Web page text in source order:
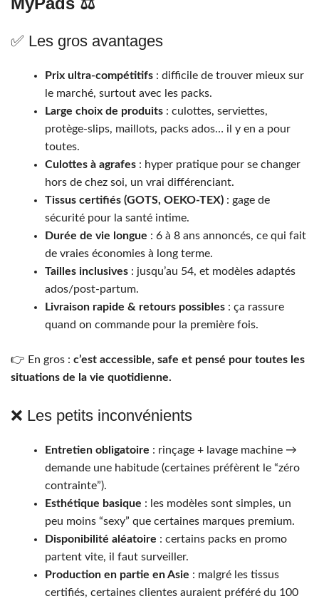
✅ Les gros avantages
Prix ultra-compétitifs : difficile de trouver mieux sur
le marché, surtout avec les packs.
Large choix de produits : culottes, serviettes,
protège-slips, maillots, packs ados… il y en a pour
toutes.
Culottes à agrafes : hyper pratique pour se changer
hors de chez soi, un vrai différenciant.
Tissus certifiés (GOTS, OEKO-TEX) : gage de
sécurité pour la santé intime.
Durée de vie longue : 6 à 8 ans annoncés, ce qui fait
de vraies économies à long terme.
Tailles inclusives : jusqu’au 54, et modèles adaptés
ados/post-partum.
Livraison rapide & retours possibles : ça rassure
quand on commande pour la première fois.
👉 En gros : c’est accessible, safe et pensé pour toutes les
situations de la vie quotidienne.
❌ Les petits inconvénients
Entretien obligatoire : rinçage + lavage machine →
demande une habitude (certaines préfèrent le “zéro
contrainte”).
Esthétique basique : les modèles sont simples, un
peu moins “sexy” que certaines marques premium.
Disponibilité aléatoire : certains packs en promo
partent vite, il faut surveiller.
Production en partie en Asie : malgré les tissus
certifiés, certaines clientes auraient préféré du 100